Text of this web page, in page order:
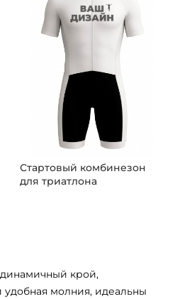
Стартовый комбинезон
для триатлона
крой,
молния, идеальны